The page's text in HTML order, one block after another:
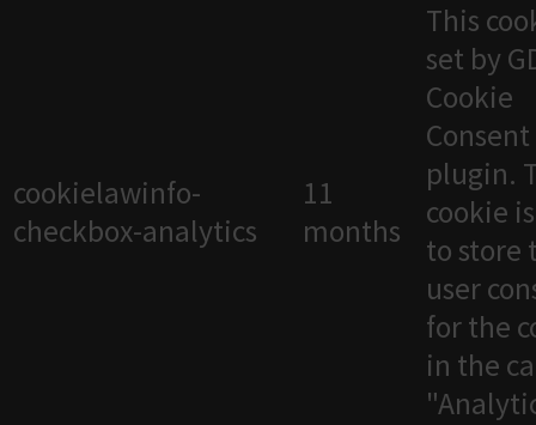
cookielawinfo-
checkbox-analytics
11
months
This
set by
Cookie
Consent
plugin.
cookie
to store
user
for the
in the